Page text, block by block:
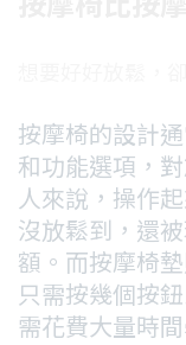
按摩椅的設計
和功能選項，
人來說，操作
沒放鬆到，還
額。而按摩椅
只需按幾個按
需花費大量時